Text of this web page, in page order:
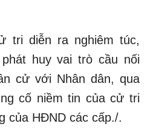
tri diễn ra nghiêm túc,
huy vai trò cầu nối
cử với Nhân dân, qua
cố niềm tin của cử tri
của HĐND các cấp./.